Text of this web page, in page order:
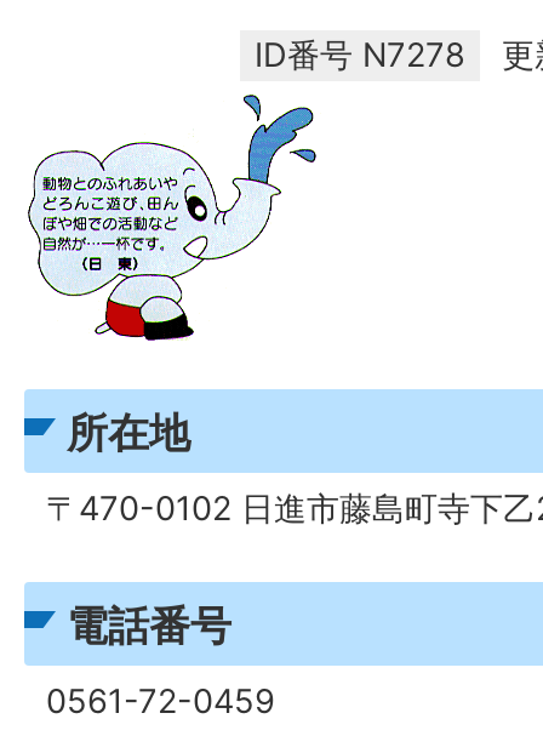
ID番号 N7278
所在地
〒470-0102 日進市藤島町寺下
電話番号
0561-72-0459